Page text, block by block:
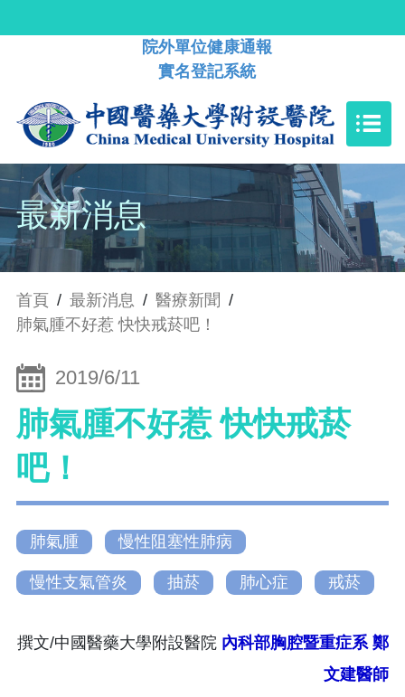
院外單位健康通報
實名登記系統
最新消息
首頁 / 最新消息 / 醫療新聞 /
肺氣腫不好惹 快快戒菸吧！
2019/6/11
肺氣腫不好惹 快快戒菸
吧！
肺氣腫 慢性阻塞性肺病
慢性支氣管炎 抽菸 肺心症 戒菸
撰文/中國醫藥大學附設醫院 內科部胸腔暨重症系 鄭
文建醫師